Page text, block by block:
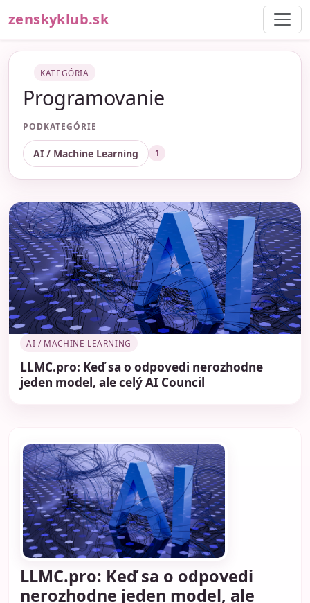
zenskyklub.sk
KATEGÓRIA
Programovanie
PODKATEGÓRIE
AI / Machine Learning 1
AI / MACHINE LEARNING
LLMC.pro: Keď sa o odpovedi nerozhodne
jeden model, ale celý AI Council
LLMC.pro: Keď sa o odpovedi
nerozhodne jeden model, ale